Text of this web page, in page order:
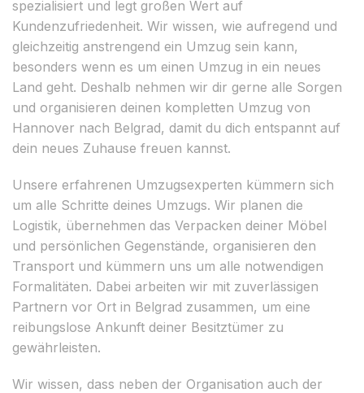
spezialisiert und legt großen Wert auf
Kundenzufriedenheit. Wir wissen, wie aufregend und
gleichzeitig anstrengend ein Umzug sein kann,
besonders wenn es um einen Umzug in ein neues
Land geht. Deshalb nehmen wir dir gerne alle Sorgen
und organisieren deinen kompletten Umzug von
Hannover nach Belgrad, damit du dich entspannt auf
dein neues Zuhause freuen kannst.
Unsere erfahrenen Umzugsexperten kümmern sich
um alle Schritte deines Umzugs. Wir planen die
Logistik, übernehmen das Verpacken deiner Möbel
und persönlichen Gegenstände, organisieren den
Transport und kümmern uns um alle notwendigen
Formalitäten. Dabei arbeiten wir mit zuverlässigen
Partnern vor Ort in Belgrad zusammen, um eine
reibungslose Ankunft deiner Besitztümer zu
gewährleisten.
Wir wissen, dass neben der Organisation auch der